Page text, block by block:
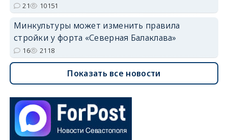
21 10151
Минкультуры может изменить правила
стройки у форта «Северная Балаклава»
16 2118
Показать все новости